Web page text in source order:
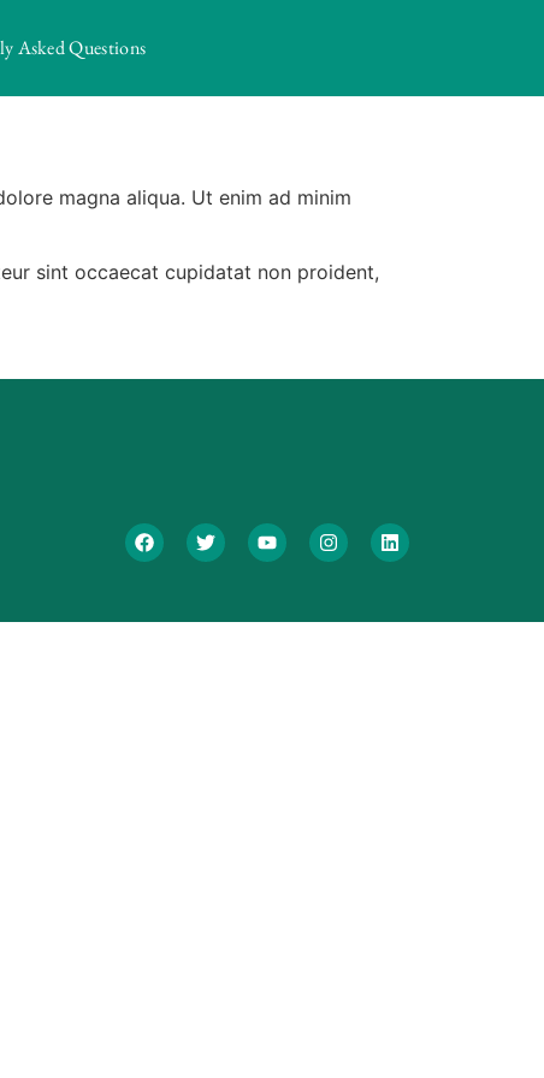
Asked Questions
magna aliqua. Ut enim ad minim
sint occaecat cupidatat non proident,